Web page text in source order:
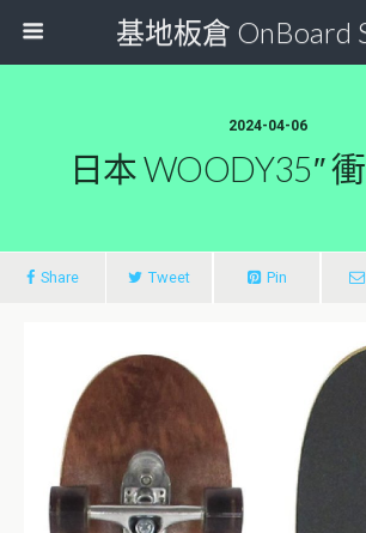
基地板倉 OnBoard
2024-04-06
日本 WOODY35″
Share Tweet Pin